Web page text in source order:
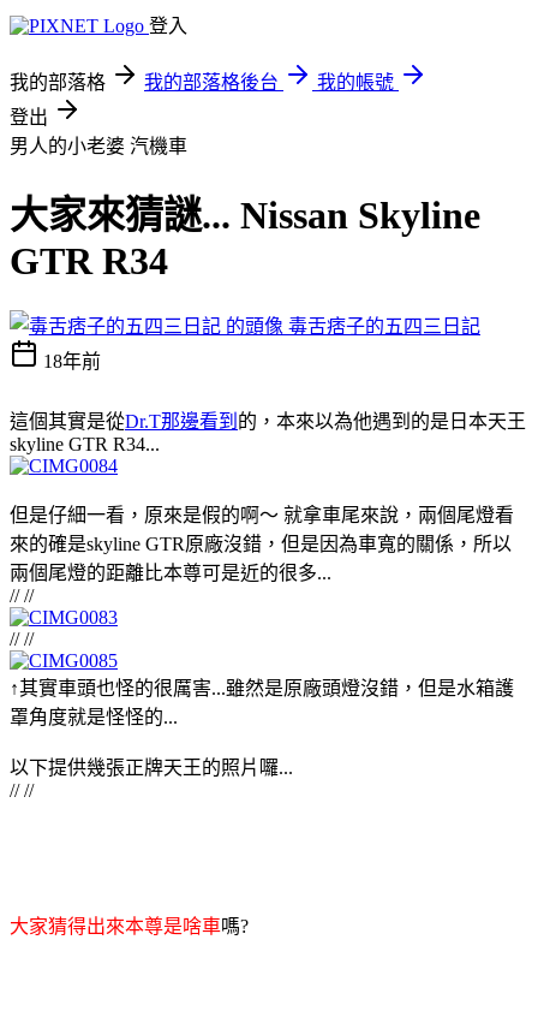
登入
我的部落格 我的部落格後台
我的帳號
登出
男人的小老婆 汽機車
大家來猜謎... Nissan Skyline
GTR R34
毒舌痞子的五四三日記
18年前
這個其實是從Dr.T那邊看到 的，本來以為他遇到的是日本天王
skyline GTR R34...
但是仔細一看，原來是假的啊～ 就拿車尾來說，兩個尾燈看
來的確是skyline GTR原廠沒錯，但是因為車寬的關係，所以
兩個尾燈的距離比本尊可是近的很多...
// //
// //
↑其實車頭也怪的很厲害...雖然是原廠頭燈沒錯，但是水箱護
罩角度就是怪怪的...
以下提供幾張正牌天王的照片囉...
// //
大家猜得出來本尊是啥車嗎?